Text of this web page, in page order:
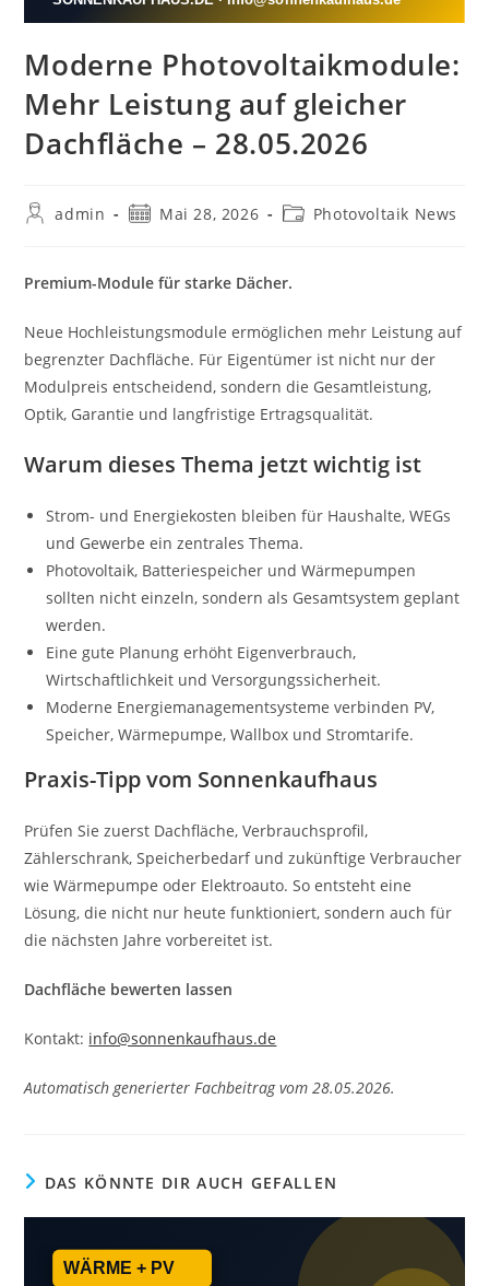
Moderne Photovoltaikmodule:
Mehr Leistung auf gleicher
Dachfläche – 28.05.2026
Beitrags-
admin
BeitragMai 28, 2026
Beitrags-
Photovoltaik News
Premium-Module für starke Dächer.
Neue Hochleistungsmodule ermöglichen mehr Leistung auf
begrenzter Dachfläche. Für Eigentümer ist nicht nur der
Modulpreis entscheidend, sondern die Gesamtleistung,
Optik, Garantie und langfristige Ertragsqualität.
Warum dieses Thema jetzt wichtig ist
Strom- und Energiekosten bleiben für Haushalte, WEGs
und Gewerbe ein zentrales Thema.
Photovoltaik, Batteriespeicher und Wärmepumpen
sollten nicht einzeln, sondern als Gesamtsystem geplant
werden.
Eine gute Planung erhöht Eigenverbrauch,
Wirtschaftlichkeit und Versorgungssicherheit.
Moderne Energiemanagementsysteme verbinden PV,
Speicher, Wärmepumpe, Wallbox und Stromtarife.
Praxis-Tipp vom Sonnenkaufhaus
Prüfen Sie zuerst Dachfläche, Verbrauchsprofil,
Zählerschrank, Speicherbedarf und zukünftige Verbraucher
wie Wärmepumpe oder Elektroauto. So entsteht eine
Lösung, die nicht nur heute funktioniert, sondern auch für
die nächsten Jahre vorbereitet ist.
Dachfläche bewerten lassen
Kontakt: info@sonnenkaufhaus.de
Automatisch generierter Fachbeitrag vom 28.05.2026.
DAS KÖNNTE DIR AUCH GEFALLEN